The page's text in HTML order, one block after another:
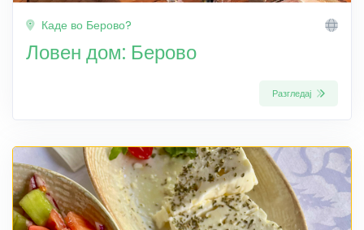
Каде во Берово?
Ловен дом: Берово
Разгледај